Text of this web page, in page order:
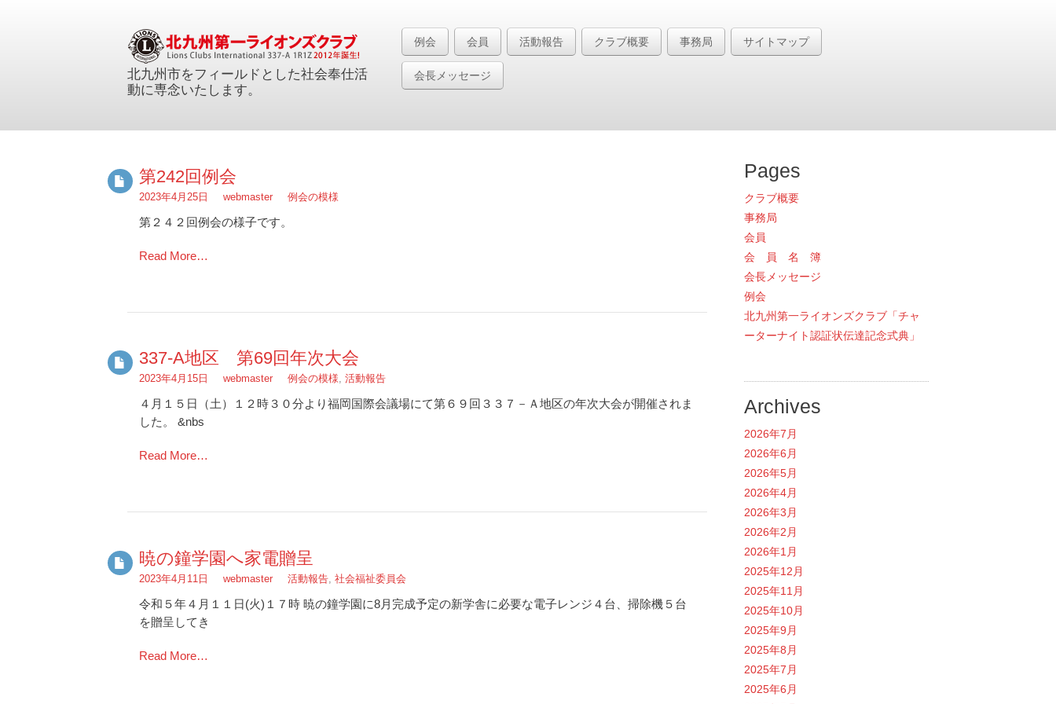
北九州市をフィールドとした社会奉仕活
動に専念いたします。
例会 会員 活動報告 クラブ概要 事務局 サイトマップ
会長メッセージ
第242回例会
2023年4月25日 webmaster 例会の模様
第２４２回例会の様子です。
Read More…
337-A地区 第69回年次大会
2023年4月15日 webmaster 例会の模様,活動報告
４月１５日（土）１２時３０分より福岡国際会議場にて第６９回３３７－Ａ地区の年次大会が開催されま
した。 &nbs
Read More…
暁の鐘学園へ家電贈呈
2023年4月11日 webmaster 活動報告 ,社会福祉委員会
令和５年４月１１日(火)１７時 暁の鐘学園に8月完成予定の新学舎に必要な電子レンジ４台、掃除機５台
を贈呈してき
Read More…
Pages
クラブ概要
事務局
会員
会 員 名 簿
会長メッセージ
例会
北九州第一ライオンズクラブ「チャ
ーターナイト認証状伝達記念式典」
Archives
2026年7月
2026年6月
2026年5月
2026年4月
2026年3月
2026年2月
2026年1月
2025年12月
2025年11月
2025年10月
2025年9月
2025年8月
2025年7月
2025年6月